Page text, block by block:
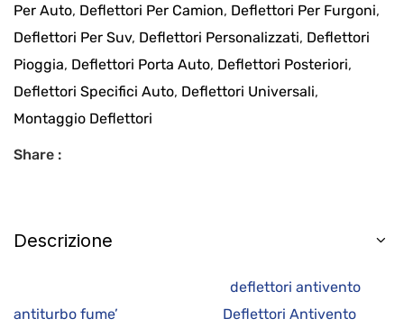
Per Auto, Deflettori Per Camion, Deflettori Per Furgoni,
Deflettori Per Suv, Deflettori Personalizzati, Deflettori
Pioggia, Deflettori Porta Auto, Deflettori Posteriori,
Deflettori Specifici Auto, Deflettori Universali,
Montaggio Deflettori
Share :
Descrizione
deflettori antivento
antiturbo fume’ Deflettori Antivento